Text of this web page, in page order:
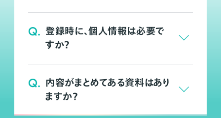
Q. 登録時に、個人情報は必要で
すか？
Q. 内容がまとめてある資料はあり
ますか？